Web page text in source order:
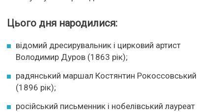
Цього дня народилися:
відомий дресирувальник і цирковий артист
Володимир Дуров (1863 рік);
радянський маршал Костянтин Рокоссовський
(1896 рік);
російський письменник і нобелівський лауреат